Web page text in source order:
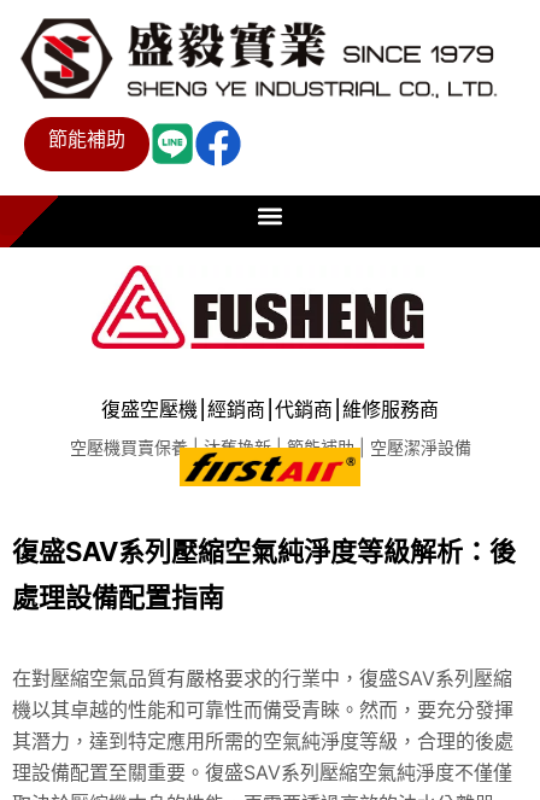
節能補助
復盛空壓機⎮經銷商⎮代銷商⎮維修服務商
空壓機買賣保養 | 汰舊換新 | 節能補助 | 空壓潔淨設備
復盛SAV系列壓縮空氣純淨度等級解析：後
處理設備配置指南
在對壓縮空氣品質有嚴格要求的行業中，復盛SAV系列壓縮
機以其卓越的性能和可靠性而備受青睞。然而，要充分發揮
其潛力，達到特定應用所需的空氣純淨度等級，合理的後處
理設備配置至關重要。復盛SAV系列壓縮空氣純淨度不僅僅